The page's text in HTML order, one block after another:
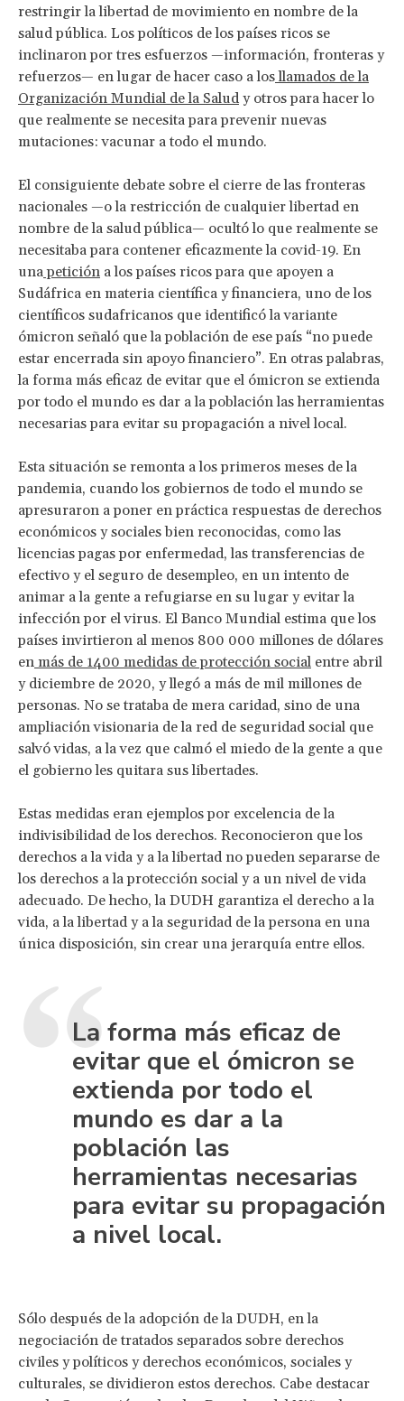
restringir la libertad de movimiento en nombre de la
salud pública. Los políticos de los países ricos se
inclinaron por tres esfuerzos —información, fronteras y
refuerzos— en lugar de hacer caso a losllamados de la
Organización Mundial de la Salud y otros para hacer lo
que realmente se necesita para prevenir nuevas
mutaciones: vacunar a todo el mundo.
El consiguiente debate sobre el cierre de las fronteras
nacionales —o la restricción de cualquier libertad en
nombre de la salud pública— ocultó lo que realmente se
necesitaba para contener eficazmente la covid-19. En
unapetición a los países ricos para que apoyen a
Sudáfrica en materia científica y financiera, uno de los
científicos sudafricanos que identificó la variante
ómicron señaló que la población de ese país “no puede
estar encerrada sin apoyo financiero”. En otras palabras,
la forma más eficaz de evitar que el ómicron se extienda
por todo el mundo es dar a la población las herramientas
necesarias para evitar su propagación a nivel local.
Esta situación se remonta a los primeros meses de la
pandemia, cuando los gobiernos de todo el mundo se
apresuraron a poner en práctica respuestas de derechos
económicos y sociales bien reconocidas, como las
licencias pagas por enfermedad, las transferencias de
efectivo y el seguro de desempleo, en un intento de
animar a la gente a refugiarse en su lugar y evitar la
infección por el virus. El Banco Mundial estima que los
países invirtieron al menos 800 000 millones de dólares
en más de 1400 medidas de protección social entre abril
y diciembre de 2020, y llegó a más de mil millones de
personas. No se trataba de mera caridad, sino de una
ampliación visionaria de la red de seguridad social que
salvó vidas, a la vez que calmó el miedo de la gente a que
el gobierno les quitara sus libertades.
Estas medidas eran ejemplos por excelencia de la
indivisibilidad de los derechos. Reconocieron que los
derechos a la vida y a la libertad no pueden separarse de
los derechos a la protección social y a un nivel de vida
adecuado. De hecho, la DUDH garantiza el derecho a la
vida, a la libertad y a la seguridad de la persona en una
única disposición, sin crear una jerarquía entre ellos.
La forma más eficaz de
evitar que el ómicron se
extienda por todo el
mundo es dar a la
población las
herramientas necesarias
para evitar su propagación
a nivel local.
Sólo después de la adopción de la DUDH, en la
negociación de tratados separados sobre derechos
civiles y políticos y derechos económicos, sociales y
culturales, se dividieron estos derechos. Cabe destacar